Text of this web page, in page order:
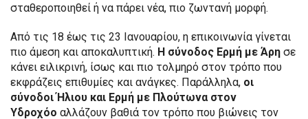
σταθεροποιηθεί ή να πάρει νέα, πιο ζωντανή μορφή.
Από τις 18 έως τις 23 Ιανουαρίου, η επικοινωνία γίνεται
πιο άμεση και αποκαλυπτική. Η σύνοδος Ερμή με Άρη σε
κάνει ειλικρινή, ίσως και πιο τολμηρό στον τρόπο που
εκφράζεις επιθυμίες και ανάγκες. Παράλληλα, οι
σύνοδοι Ήλιου και Ερμή με Πλούτωνα στον
Υδροχόο αλλάζουν βαθιά τον τρόπο που βιώνεις τον